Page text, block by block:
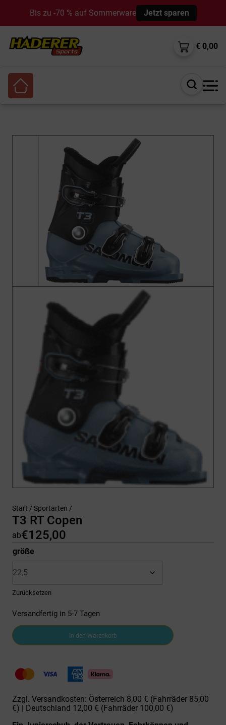
Bis zu -70 % auf Sommerware Jetzt sparen
€ 0,00
Suche
Start / Sportarten /
T3 RT Copen
ab€125,00
größe
Zurücksetzen
Versandfertig in 5-7 Tagen
T3
RT
Copen
In den Warenkorb
Zzgl. Versandkosten: Österreich 8,00 € (Fahrräder 85,00
€) | Deutschland 12,00 € (Fahrräder 100,00 €)